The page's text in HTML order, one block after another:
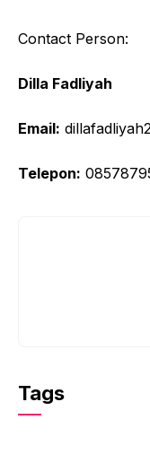
Contact Person:
Dilla Fadliyah
Email:
Telepon:
Tags